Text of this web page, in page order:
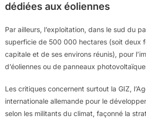
dédiées aux éoliennes
Par ailleurs, l’exploitation, dans le sud du
superficie de 500 000 hectares (soit deux
capitale et de ses environs réunis), pour
d’éoliennes ou de panneaux
Les critiques concernent surtout la GIZ,
internationale allemande pour le
selon les militants du climat, façonné la